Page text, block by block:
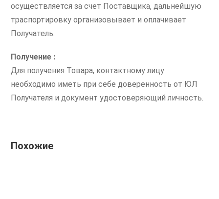
осуществляется за счет Поставщика, дальнейшую
траспортировку организовывает и оплачивает
Получатель.
Получение :
Для получения Товара, контактному лицу
необходимо иметь при себе доверенность от ЮЛ
Получателя и документ удостоверяющий личность.
Похожие